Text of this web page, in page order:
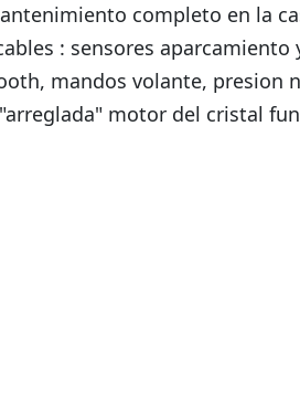
completo en la
: sensores
mandos volante, presion
motor del cristal